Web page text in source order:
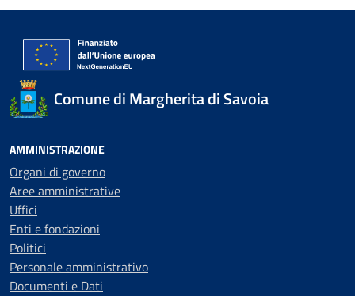
Comune di Margherita di Savoia
AMMINISTRAZIONE
Organi di governo
Aree amministrative
Uffici
Enti e fondazioni
Politici
Personale amministrativo
Documenti e Dati